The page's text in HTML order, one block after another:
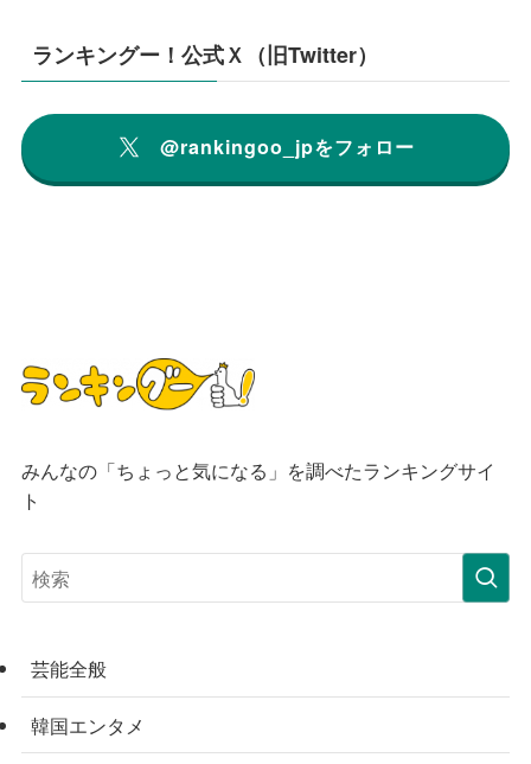
ランキングー！公式Ｘ（旧Twitter）
@rankingoo_jpをフォロー
みんなの「ちょっと気になる」を調べたランキングサイ
ト
芸能全般
韓国エンタメ